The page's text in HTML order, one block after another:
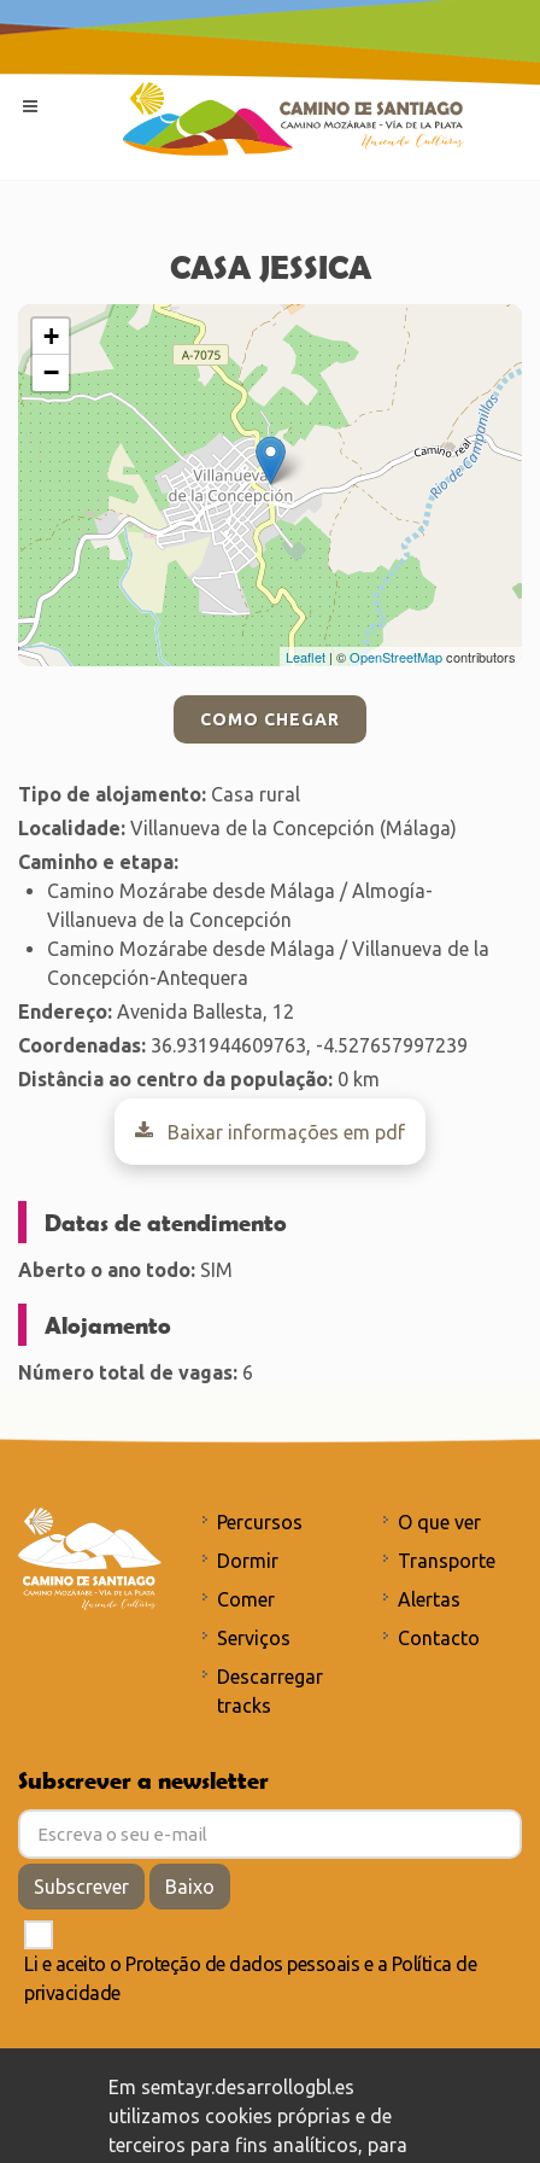
CASA JESSICA
+
−
Leaflet | ©OpenStreetMapcontributors
COMO CHEGAR
Tipo de alojamento: Casa rural
Localidade: Villanueva de la Concepción (Málaga)
Caminho e etapa:
Camino Mozárabe desde Málaga / Almogía-
Villanueva de la Concepción
Camino Mozárabe desde Málaga / Villanueva de la
Concepción-Antequera
Endereço: Avenida Ballesta, 12
Coordenadas: 36.931944609763, -4.527657997239
Distância ao centro da população: 0 km
Baixar informações em pdf
Datas de atendimento
Aberto o ano todo: SIM
Alojamento
Número total de vagas: 6
Percursos
Dormir
Comer
Serviços
Descarregar
tracks
O que ver
Transporte
Alertas
Contacto
Subscrever a newsletter
Subscrever Baixo
Li e aceito o Proteção de dados pessoais e a Política de
privacidade
Política de privacidade
/ Política de cookies
Em semtayr.desarrollogbl.es
utilizamos cookies próprias e de
terceiros para fins analíticos, para